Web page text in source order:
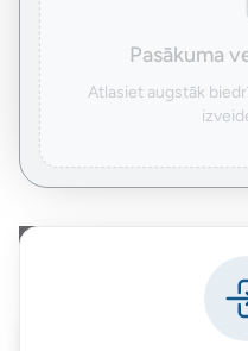
Pasākuma
Atlasiet augstāk
Powered